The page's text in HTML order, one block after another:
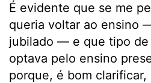
É evidente que se me
queria voltar ao ensino
jubilado — e que tipo de
optava pelo ensino
porque, é bom